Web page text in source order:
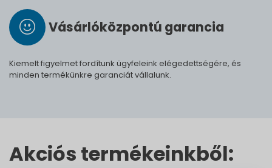
Vásárló­köz­pontú ga­ran­cia
Kiemelt figyelmet fordítunk ügyfeleink elégedettségére, és
minden termékünkre garanciát vállalunk.
Akciós termékeinkből: